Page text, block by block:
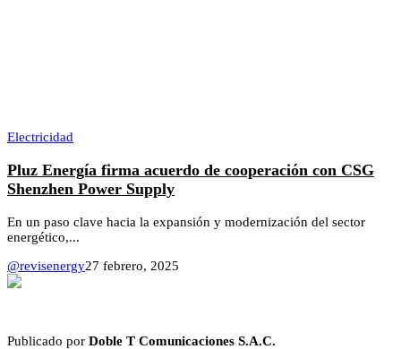
Electricidad
Pluz Energía firma acuerdo de cooperación con CSG
Shenzhen Power Supply
En un paso clave hacia la expansión y modernización del sector
energético,...
@revisenergy27 febrero, 2025
Publicado por Doble T Comunicaciones S.A.C.